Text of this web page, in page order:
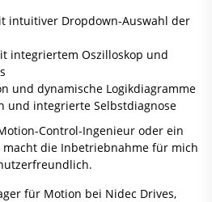
intuitiver Dropdown-Auswahl der
integriertem Oszilloskop und
und dynamische Logikdiagramme
und integrierte Selbstdiagnose
Control-Ingenieur oder ein
macht die Inbetriebnahme für mich
für Motion bei Nidec Drives,